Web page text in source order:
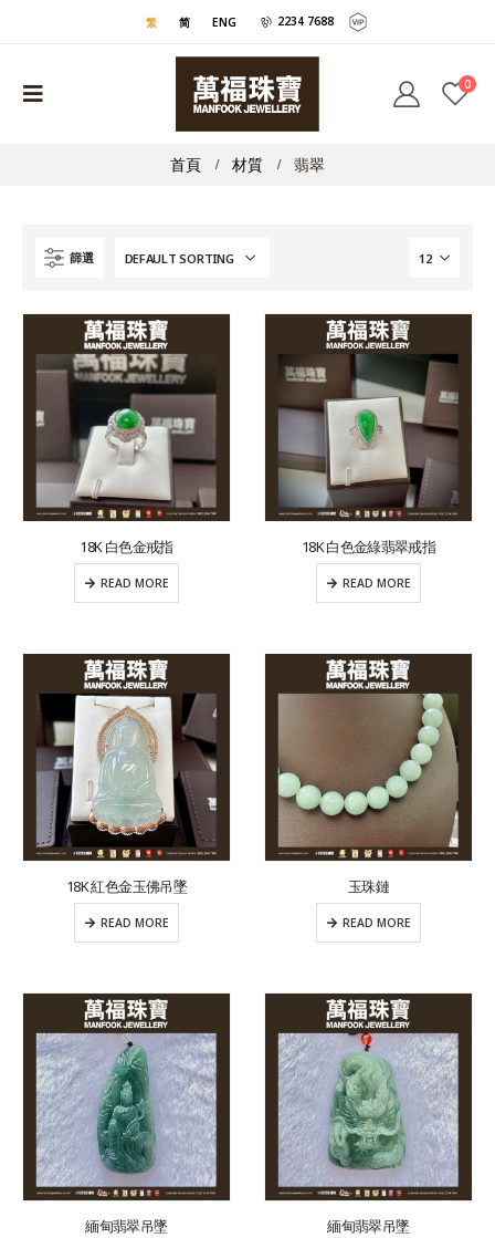
繁 简 ENG 2234 7688
0
首頁 材質 翡翠
篩選
18K 白色金戒指
READ MORE
18K 白色金綠翡翠戒指
READ MORE
18K 紅色金玉佛吊墜
READ MORE
玉珠鏈
READ MORE
緬甸翡翠吊墜 緬甸翡翠吊墜